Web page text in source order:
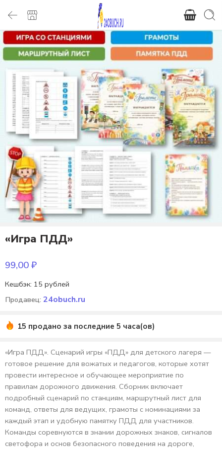
«Игра ПДД»
99,00₽
Кешбэк: 15 рублей
Продавец: 24obuch.ru
15 продано за последние 5 часа(ов)
«Игра ПДД». Сценарий игры «ПДД» для детского лагеря —
готовое решение для вожатых и педагогов, которые хотят
провести интересное и обучающее мероприятие по
правилам дорожного движения. Сборник включает
подробный сценарий по станциям, маршрутный лист для
команд, ответы для ведущих, грамоты с номинациями за
каждый этап и удобную памятку ПДД для участников.
Команды соревнуются в знании дорожных знаков, сигналов
светофора и основ безопасного поведения на дороге,